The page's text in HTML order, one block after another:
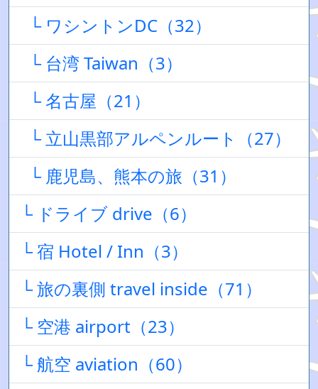
└ ワシントンDC（32）
└ 台湾 Taiwan（3）
└ 名古屋（21）
└ 立山黒部アルペンルート（27）
└ 鹿児島、熊本の旅（31）
└ ドライブ drive（6）
└ 宿 Hotel / Inn（3）
└ 旅の裏側 travel inside（71）
└ 空港 airport（23）
└ 航空 aviation（60）